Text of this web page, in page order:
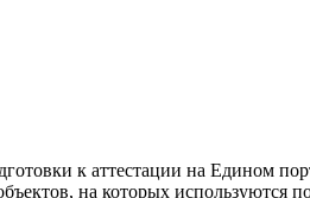
к аттестации на Едином
на которых используются